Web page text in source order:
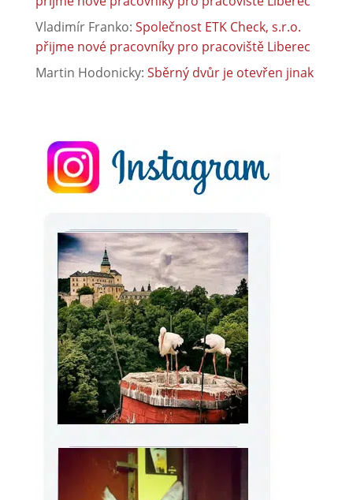
Vladimír Franko: Společnost ETK Check, s.r.o.
přijme nové pracovníky pro pracoviště Liberec
Martin Hodonicky: Sběrný dvůr je otevřen jinak